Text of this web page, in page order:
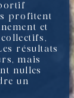
profitent
et
résultats
mais
nulles
un